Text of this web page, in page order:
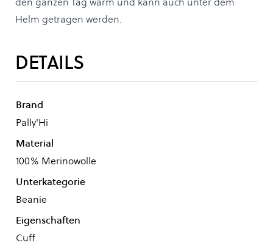
Helm getragen werden.
DETAILS
Brand
Pally'Hi
Material
100% Merinowolle
Unterkategorie
Beanie
Eigenschaften
Cuff